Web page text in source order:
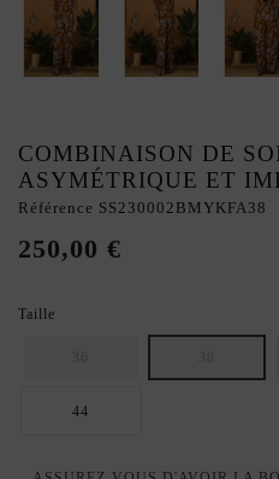
COMBINAISON DE
ASYMÉTRIQUE ET
Référence SS230002BMYKFA38
250,00 €
Taille
44